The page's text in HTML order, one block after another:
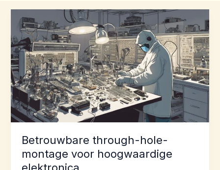
Betrouwbare through-hole-
montage voor hoogwaardige